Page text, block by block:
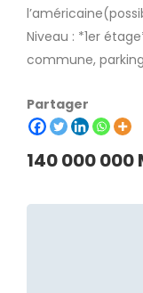
Niveau : *1er
commune,
Partager
140 000 000